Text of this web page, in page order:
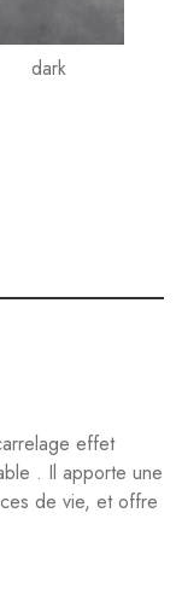
dark
effet
. Il apporte une
de vie, et offre